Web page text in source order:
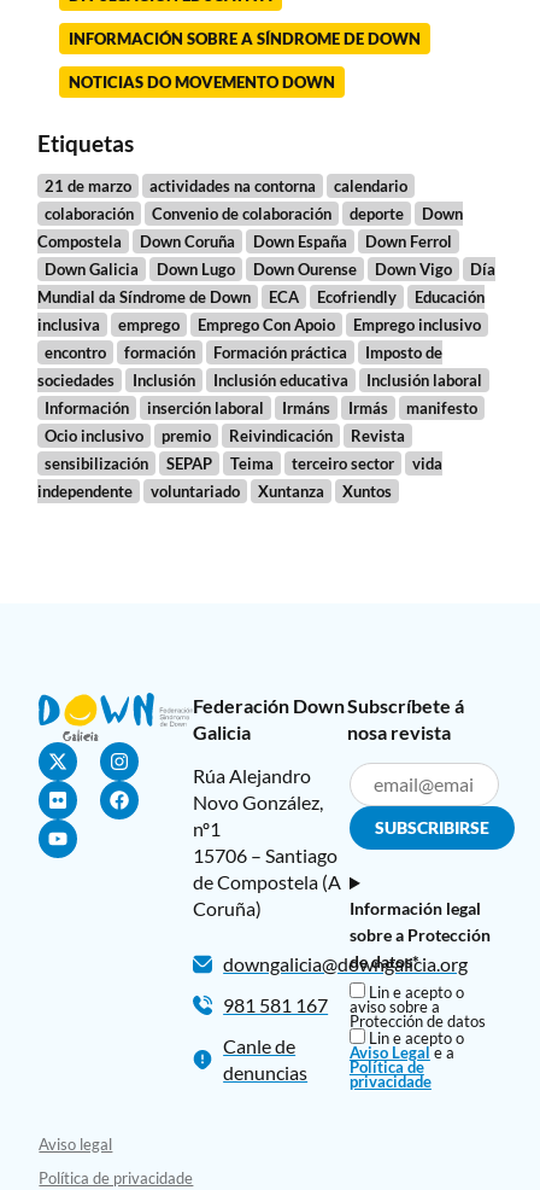
INFORMACIÓN SOBRE A SÍNDROME DE DOWN
NOTICIAS DO MOVEMENTO DOWN
Etiquetas
21 de marzo actividades na contorna
calendario
colaboración
Convenio de colaboración deporte
Down
Compostela
Down Coruña Down España
Down Ferrol
Down Galicia
Down Lugo Down Ourense Down Vigo
Día
Mundial da Síndrome de Down
ECA Ecofriendly
Educación
inclusiva
emprego Emprego Con Apoio
Emprego inclusivo
encontro
formación Formación práctica
Imposto de
sociedades
Inclusión Inclusión educativa
Inclusión laboral
Información
inserción laboral Irmáns Irmás
manifesto
Ocio inclusivo
premio Reivindicación
Revista
sensibilización
SEPAP Teima terceiro sector
vida
independente
voluntariado Xuntanza Xuntos
Federación Down
Galicia
Rúa Alejandro
Novo González,
nº1
15706 – Santiago
de Compostela (A
Coruña)
downgalicia@downgalicia.org
981 581 167
Canle de
denuncias
Subscríbete á
nosa revista
Información legal
sobre a Protección
de datos*
Lin e acepto o
aviso sobre a
Protección de datos
Lin e acepto o
Aviso Legale a
Política de
privacidade
Aviso legal
Política de privacidade